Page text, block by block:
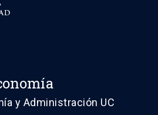
y Administración UC